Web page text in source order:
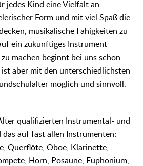
jedes Kind eine Vielfalt an
Form und mit viel Spaß die
musikalische Fähigkeiten zu
ein zukünftiges Instrument
machen beginnt bei uns schon
ist aber mit den unterschiedlichsten
möglich und sinnvoll.
qualifizierten Instrumental- und
auf fast allen Instrumenten:
Querflöte, Oboe, Klarinette,
Horn, Posaune, Euphonium,